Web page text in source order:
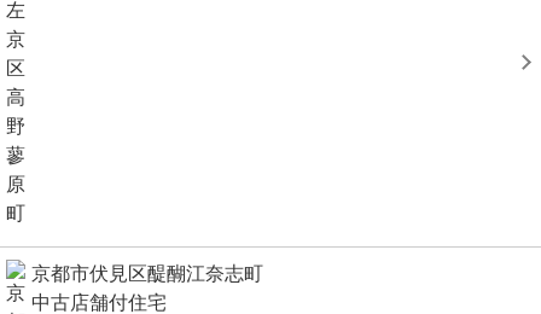
京都市伏見区醍醐江奈志町
中古店舗付住宅